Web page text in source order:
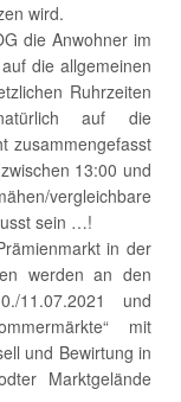
wird.
die Anwohner im
die allgemeinen
Ruhrzeiten
auf die
zusammengefasst
13:00 und
vergleichbare
sein …!
in der
werden an den
11.07.2021 und
mit
und Bewirtung in
Marktgelände